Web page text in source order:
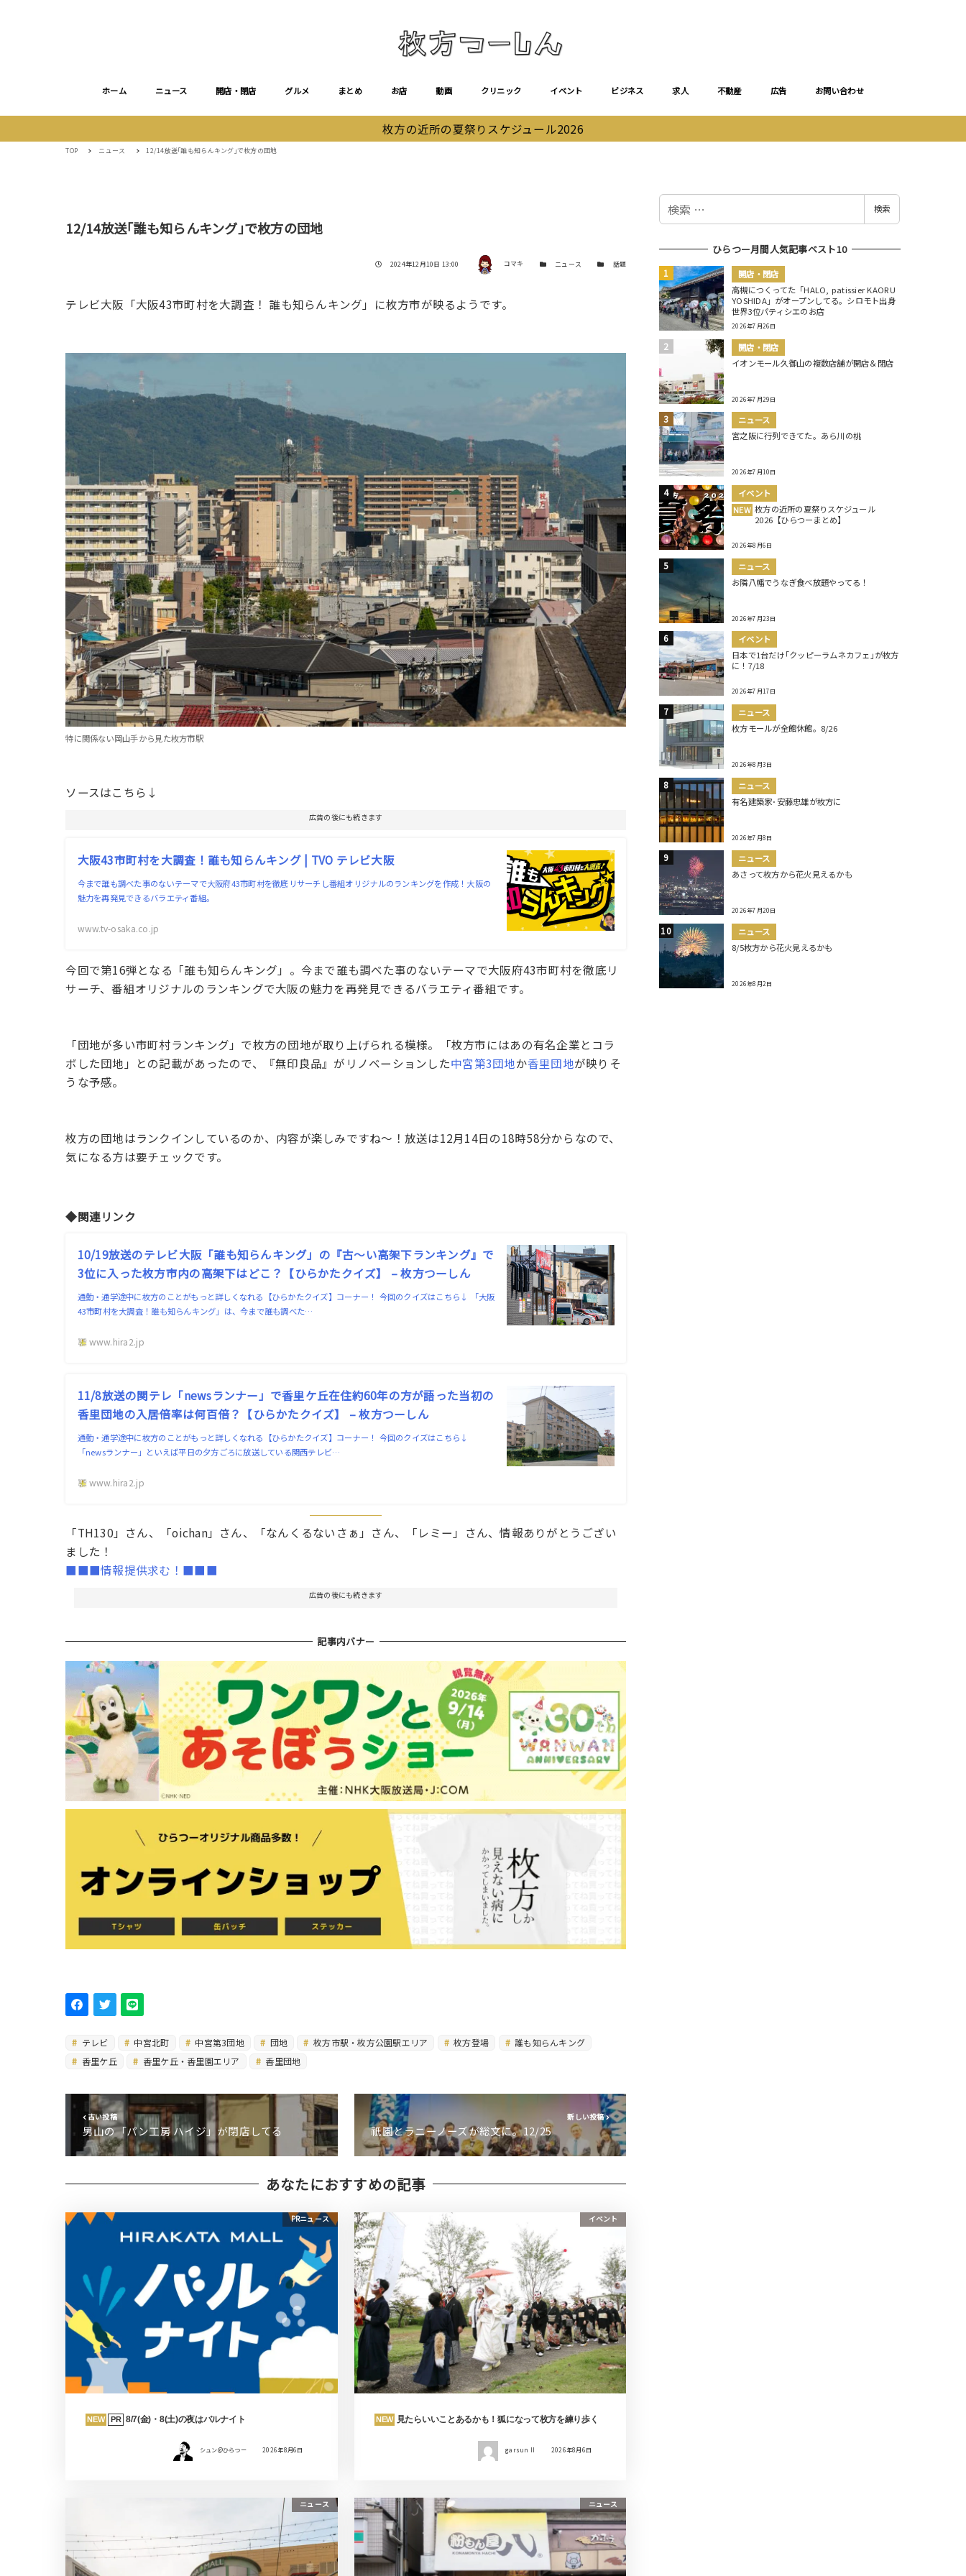
ホーム ニュース 開店・閉店 グルメ まとめ お店 動画 クリニック イベント ビジネス 求人 不動産 広告 お問い合わせ
枚方の近所の夏祭りスケジュール2026
TOP ニュース 12/14放送｢誰も知らんキング｣で枚方の団地
12/14放送｢誰も知らんキング｣で枚方の団地
投稿日
2024年12月10日 13:00 著者 コマキ カテゴリー
ニュース カテゴリー
話題
テレビ大阪「大阪43市町村を大調査！ 誰も知らんキング」に枚方市が映るようです。
特に関係ない岡山手から見た枚方市駅
ソースはこちら↓
広告の後にも続きます
大阪43市町村を大調査！誰も知らんキング | TVO テレビ大阪
今まで誰も調べた事のないテーマで大阪府43市町村を徹底リサーチし番組オリジナルのランキングを作成！大阪の
魅力を再発見できるバラエティ番組。
www.tv-osaka.co.jp
今回で第16弾となる「誰も知らんキング」。今まで誰も調べた事のないテーマで大阪府43市町村を徹底リ
サーチ、番組オリジナルのランキングで大阪の魅力を再発見できるバラエティ番組です。
「団地が多い市町村ランキング」で枚方の団地が取り上げられる模様。「枚方市にはあの有名企業とコラ
ボした団地」との記載があったので、『無印良品』がリノベーションした中宮第3団地か香里団地が映りそ
うな予感。
枚方の団地はランクインしているのか、内容が楽しみですね〜！放送は12月14日の18時58分からなので、
気になる方は要チェックです。
◆関連リンク
10/19放送のテレビ大阪「誰も知らんキング」の『古〜い高架下ランキング』で
3位に入った枚方市内の高架下はどこ？【ひらかたクイズ】 – 枚方つーしん
通勤・通学途中に枚方のことがもっと詳しくなれる【ひらかたクイズ】コーナー！ 今回のクイズはこちら↓ 「大阪
43市町村を大調査！誰も知らんキング」は、今まで誰も調べた…
www.hira2.jp
11/8放送の関テレ「newsランナー」で香里ケ丘在住約60年の方が語った当初の
香里団地の入居倍率は何百倍？【ひらかたクイズ】 – 枚方つーしん
通勤・通学途中に枚方のことがもっと詳しくなれる【ひらかたクイズ】コーナー！ 今回のクイズはこちら↓
「newsランナー」といえば平日の夕方ごろに放送している関西テレビ…
www.hira2.jp
「TH130」さん、「oichan」さん、「なんくるないさぁ」さん、「レミー」さん、情報ありがとうござい
ました！
■■■情報提供求む！■■■
広告の後にも続きます
記事内バナー
テレビ 中宮北町 中宮第3団地 団地 枚方市駅・枚方公園駅エリア 枚方登場
誰も知らんキング
香里ケ丘
香里ケ丘・香里園エリア 香里団地
古い投稿
男山の「パン工房 ハイジ」が閉店してる
新しい投稿
祇園とラニーノーズが総文に。12/25
あなたにおすすめの記事
PRニュース
NEW PR 8/7(金)・8(土)の夜はバルナイト
シュン@ひらつー 2026年8月6日
イベント
NEW 見たらいいことあるかも！狐になって枚方を練り歩く
garsun II 2026年8月6日
ニュース ニュース
検
検索
ひらつー月間人気記事ベスト10
開店・閉店
高槻につくってた「HALO, patissier KAORU
YOSHIDA」がオープンしてる。シロモト出身
世界3位パティシエのお店
2026年7月26日
開店・閉店
イオンモール久御山の複数店舗が開店＆閉店
2026年7月29日
ニュース
宮之阪に行列できてた。あら川の桃
2026年7月10日
イベント
NEW 枚方の近所の夏祭りスケジュール
2026【ひらつーまとめ】
2026年8月6日
ニュース
お隣八幡でうなぎ食べ放題やってる！
2026年7月23日
イベント
日本で1台だけ｢クッピーラムネカフェ｣が枚方
に！7/18
2026年7月17日
ニュース
枚方モールが全館休館。8/26
2026年8月3日
ニュース
有名建築家･安藤忠雄が枚方に
2026年7月8日
ニュース
あさって枚方から花火見えるかも
2026年7月20日
ニュース
8/5枚方から花火見えるかも
2026年8月2日